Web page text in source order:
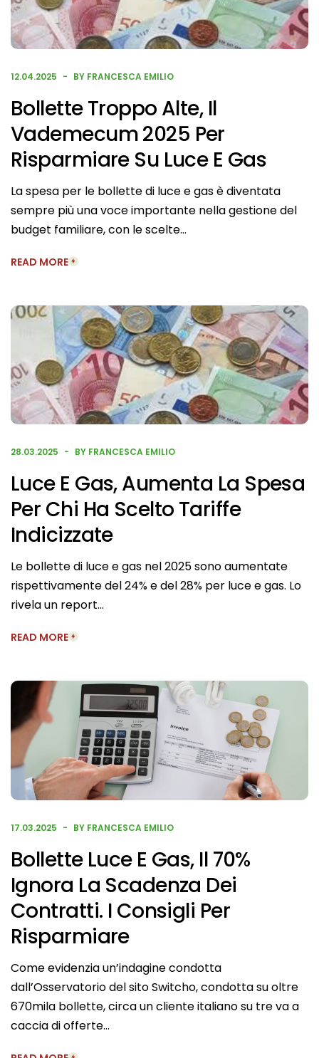
12.04.2025 BY FRANCESCA EMILIO
Bollette Troppo Alte, Il
Vademecum 2025 Per
Risparmiare Su Luce E Gas
La spesa per le bollette di luce e gas è diventata
sempre più una voce importante nella gestione del
budget familiare, con le scelte…
READ MORE
28.03.2025 BY FRANCESCA EMILIO
Luce E Gas, Aumenta La Spesa
Per Chi Ha Scelto Tariffe
Indicizzate
Le bollette di luce e gas nel 2025 sono aumentate
rispettivamente del 24% e del 28% per luce e gas. Lo
rivela un report…
READ MORE
17.03.2025 BY FRANCESCA EMILIO
Bollette Luce E Gas, Il 70%
Ignora La Scadenza Dei
Contratti. I Consigli Per
Risparmiare
Come evidenzia un’indagine condotta
dall’Osservatorio del sito Switcho, condotta su oltre
670mila bollette, circa un cliente italiano su tre va a
caccia di offerte…